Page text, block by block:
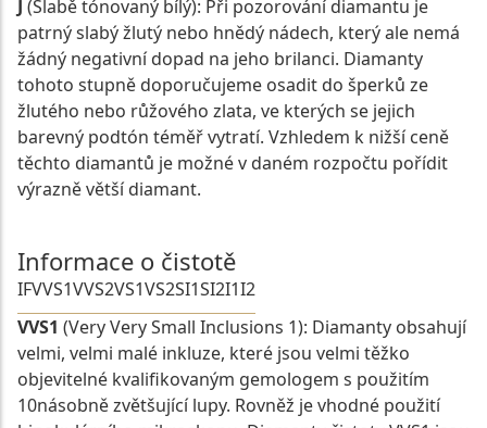
J (Slabě tónovaný bílý): Při pozorování diamantu je
patrný slabý žlutý nebo hnědý nádech, který ale nemá
žádný negativní dopad na jeho brilanci. Diamanty
tohoto stupně doporučujeme osadit do šperků ze
žlutého nebo růžového zlata, ve kterých se jejich
barevný podtón téměř vytratí. Vzhledem k nižší ceně
těchto diamantů je možné v daném rozpočtu pořídit
výrazně větší diamant.
Informace o čistotě
IFVVS1VVS2VS1VS2SI1SI2I1I2
VVS1 (Very Very Small Inclusions 1): Diamanty obsahují
velmi, velmi malé inkluze, které jsou velmi těžko
objevitelné kvalifikovaným gemologem s použitím
10násobně zvětšující lupy. Rovněž je vhodné použití